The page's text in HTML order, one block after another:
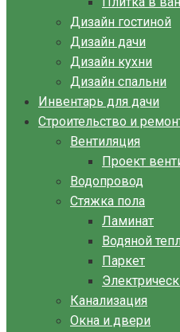
Дизайн гостиной
Дизайн дачи
Дизайн кухни
Дизайн спальни
Инвентарь для дачи
Строительство и
Вентиляция
Проект
Водопровод
Стяжка пола
Ламинат
Водяной
Паркет
Канализация
Окна и двери